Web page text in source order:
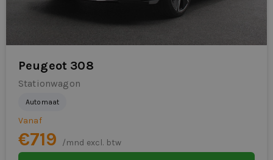
spraakbediening
stuur verstelbaar
stuurwiel multifunctioneel
vermoeidheids herkenning
Peugeot 308
Stationwagon
Automaat
Vanaf
€719 /mnd excl. btw